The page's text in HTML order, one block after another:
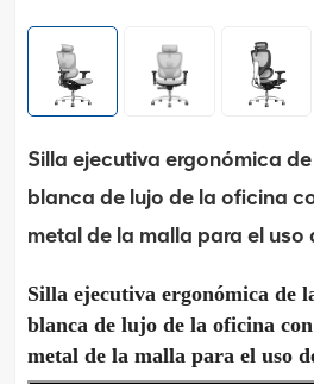
Silla ejecutiva ergonómica
blanca de lujo de la oficina
metal de la malla para el uso
Silla ejecutiva ergonómica de
blanca de lujo de la oficina
metal de la malla para el uso